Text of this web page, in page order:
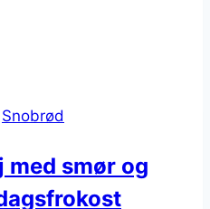
Snobrød
med smør og